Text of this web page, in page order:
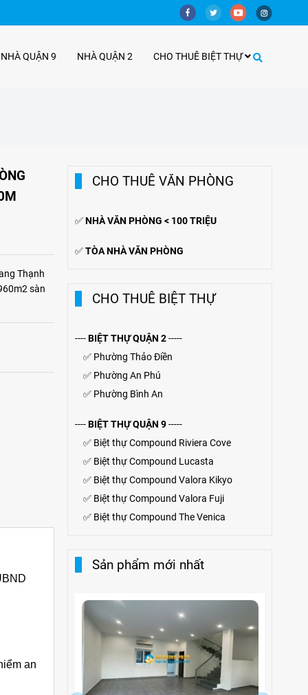
QUẬN 9 NHÀ QUẬN 2 CHO THUÊ BIỆT THỰ
Thạnh
sàn
an
CHO THUÊ VĂN PHÒNG
✅NHÀ VĂN PHÒNG < 100 TRIỆU
✅TÒA NHÀ VĂN PHÒNG
CHO THUÊ BIỆT THỰ
----BIỆT THỰ QUẬN 2-----
✅ Phường Thảo Điền
✅ Phường An Phú
✅ Phường Bình An
----BIỆT THỰ QUẬN 9-----
✅ Biệt thự Compound Riviera Cove
✅ Biệt thựCompound Lucasta
✅ Biệt thựCompound Valora Kikyo
✅ Biệt thự Compound Valora Fuji
✅ Biệt thự Compound The Venica
Sản phẩm mới nhất